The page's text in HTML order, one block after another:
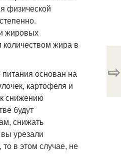
физической
жировых
жира в
основан на
картофеля и
снижению
будут
снижать
урезали
в этом случае, не
⇨